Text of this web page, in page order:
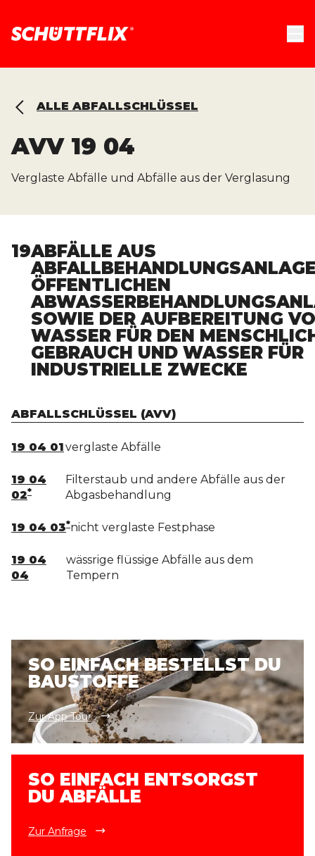
ALLE ABFALLSCHLÜSSEL
AVV 19 04
Verglaste Abfälle und Abfälle aus der Verglasung
19ABFÄLLE AUS
ÖFFENTLICHEN
SOWIE DER AUFBEREITUNG
WASSER FÜR DEN
GEBRAUCH UND WASSER FÜR
INDUSTRIELLE ZWECKE
ABFALLSCHLÜSSEL (AVV)
19 04 01verglaste Abfälle
19 04
02*
Filterstaub und andere Abfälle aus der
Abgasbehandlung
19 04 03*nicht verglaste Festphase
19 04
04
wässrige flüssige Abfälle aus dem
Tempern
SO EINFACH BESTELLST DU
BAUSTOFFE
Zur App Tour
SO EINFACH ENTSORGST
DU ABFÄLLE
Zur Anfrage